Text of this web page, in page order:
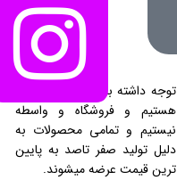
توجه داشته باشید که ما تولیدی
هستیم و فروشگاه و واسطه
نیستیم و تمامی محصولات به
دلیل تولید صفر تاصد به پایین
ترین قیمت عرضه میشوند.